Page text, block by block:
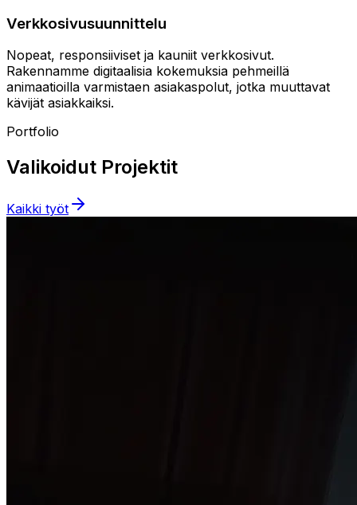
Verkkosivusuunnittelu
Nopeat, responsiiviset ja kauniit verkkosivut.
Rakennamme digitaalisia kokemuksia pehmeillä
animaatioilla varmistaen asiakaspolut, jotka muuttavat
kävijät asiakkaiksi.
Portfolio
Valikoidut Projektit
Kaikki työt